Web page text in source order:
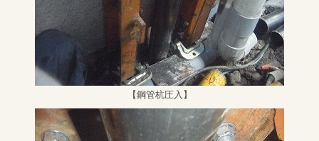
【鋼管杭圧入】